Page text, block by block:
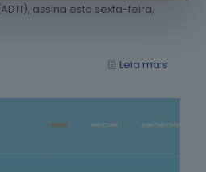
assina esta sexta-feira,
Leia mais